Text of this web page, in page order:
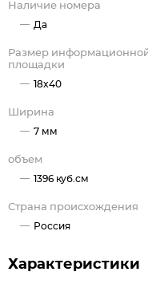
Наличие номера
Да
Размер
площадки
18x40
Ширина
7 мм
объем
1396 куб.см
Страна происхождения
Россия
Характеристики